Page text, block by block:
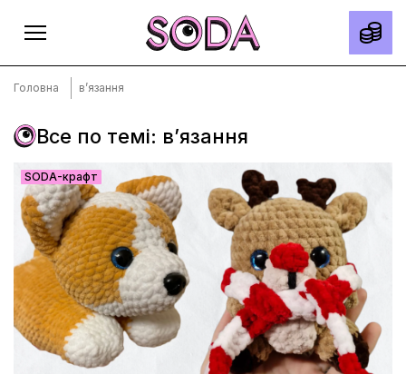
Тексти
Спецпроєкти
Slow news
Місто
Про нас
Редакційна політика
Головна вʼязання
Все по темі: вʼязання
SODA-крафт